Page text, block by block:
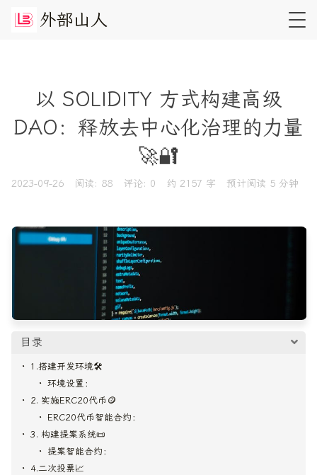
外部山 人
以 SOLIDITY 方式构建高级
DAO：释放去中心化治理的力量
🚀🔐
2023-09-26 阅读: 88 评论: 0 约 2157 字 预计阅读 5 分钟
目录
1.搭建开发环境🛠️
环境设置：
2. 实施ERC20代币🪙
ERC20代币智能合约：
3. 构建提案系统📜
提案智能合约：
4.二次投票📈